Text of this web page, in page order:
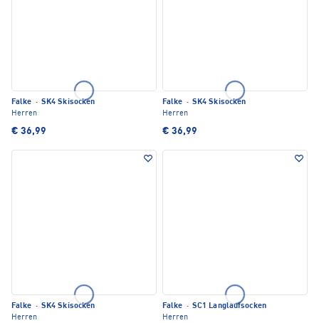
Falke · SK4 Skisocken
Herren
€ 36,99
Falke · SK4 Skisocken
Herren
€ 36,99
Falke · SK4 Skisocken
Herren
Falke · SC1 Langlaufsocken
Herren